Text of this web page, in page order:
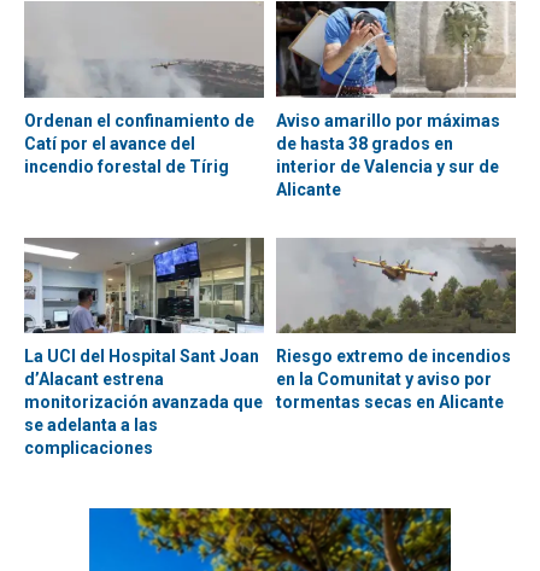
Ordenan el confinamiento de
Catí por el avance del
incendio forestal de Tírig
Aviso amarillo por máximas
de hasta 38 grados en
interior de Valencia y sur de
Alicante
La UCI del Hospital Sant Joan
d’Alacant estrena
monitorización avanzada que
se adelanta a las
complicaciones
Riesgo extremo de incendios
en la Comunitat y aviso por
tormentas secas en Alicante